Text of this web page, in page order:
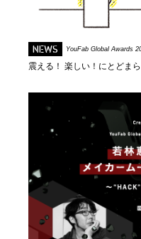
NEWS YouFab Global Awards
震える！ 楽しい！にとどま